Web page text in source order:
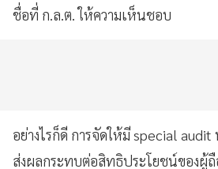
ชื่อที่ ก.ล.ต. ให้ความเห็นชอบ
อย่างไรก็ดี การจัดให้มี special
ส่งผลกระทบต่อสิทธิประโยชน์ของผู้